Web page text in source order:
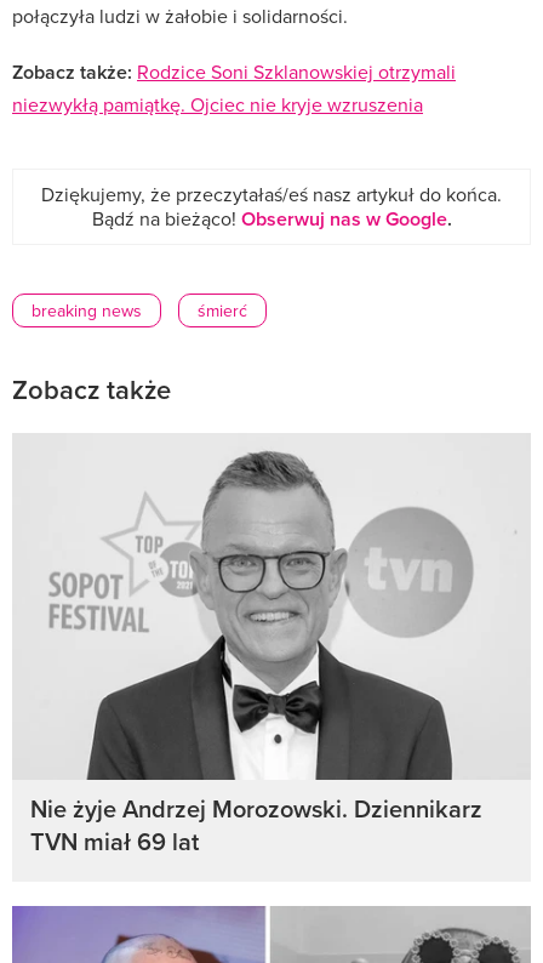
połączyła ludzi w żałobie i solidarności.
Zobacz także: Rodzice Soni Szklanowskiej otrzymali
niezwykłą pamiątkę. Ojciec nie kryje wzruszenia
Dziękujemy, że przeczytałaś/eś nasz artykuł do końca.
Bądź na bieżąco! Obserwuj nas w Google.
breaking news śmierć
Zobacz także
Nie żyje Andrzej Morozowski. Dziennikarz
TVN miał 69 lat